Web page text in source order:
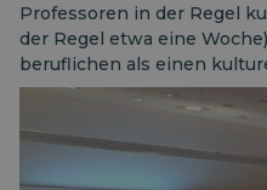
Professoren in der Regel
der Regel etwa eine
beruflichen als einen